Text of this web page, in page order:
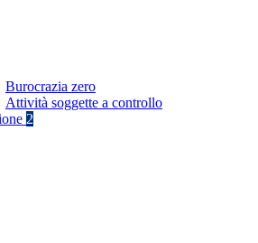
Burocrazia zero
Attività soggette a controllo
2